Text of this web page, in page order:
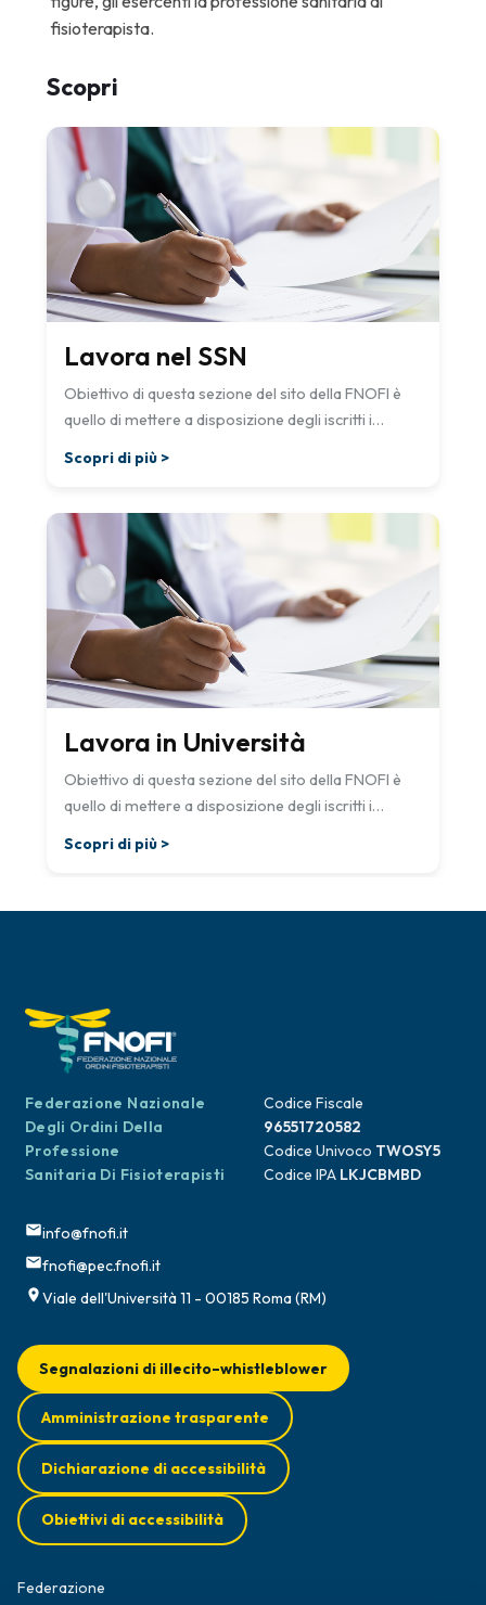
fisioterapista.
Scopri
Lavora nel SSN
Obiettivo di questa sezione del sito della FNOFI è
quello di mettere a disposizione degli iscritti i
Regionali, con le loro “Serie Avvisi e Concorsi”, che
diretto alle loro sezioni dedicate ai “Bandi e
Concorsi”.
Scopri di più >
Lavora in Università
Obiettivo di questa sezione del sito della FNOFI è
quello di mettere a disposizione degli iscritti i
raccolgono i bandi di Dottorato di Ricerca e degli
enti assimilabili a cui possono accedere anche gli
Scopri di più >
Federazione Nazionale
Degli Ordini Della
Professione
Sanitaria Di Fisioterapisti
Codice Fiscale
96551720582
Codice Univoco TWOSY5
Codice IPA LKJCBMBD
info@fnofi.it
fnofi@pec.fnofi.it
Viale dell'Università 11 - 00185 Roma (RM)
Federazione
Segnalazioni di illecito–whistleblower
Amministrazione trasparente
Dichiarazione di accessibilità
Obiettivi di accessibilità